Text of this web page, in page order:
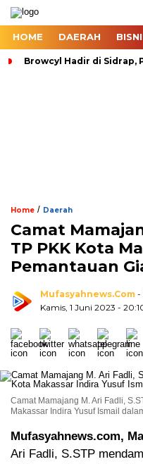
HOME DAERAH
Browcyl Hadir di Sidrap,
Home / Daerah
Camat
TP PKK Kota
Pemantauan
Mufasyahnews.com -
Kamis, 1 Juni 2023 -
Camat Mamajang M. Ari Fadli,
Makassar Indira Yusuf Ismail
Mufasyahnews.com,
Ari Fadli, S.STP